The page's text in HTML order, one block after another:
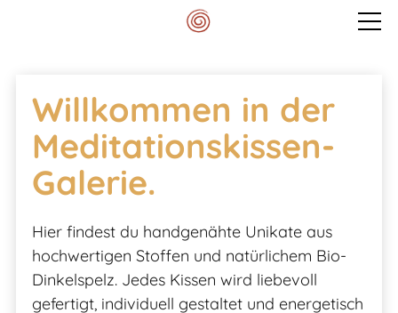
Mein Spektrum
Blog
Meditationskissen
Willkommen in der
Meditationskissen-
Galerie.
Hier findest du handgenähte Unikate aus
hochwertigen Stoffen und natürlichem Bio-
Dinkelspelz. Jedes Kissen wird liebevoll
gefertigt, individuell gestaltet und energetisch